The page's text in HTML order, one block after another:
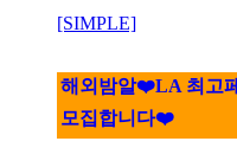
[SIMPLE]
해외밤알❤️LA 최고
모집합니다❤️